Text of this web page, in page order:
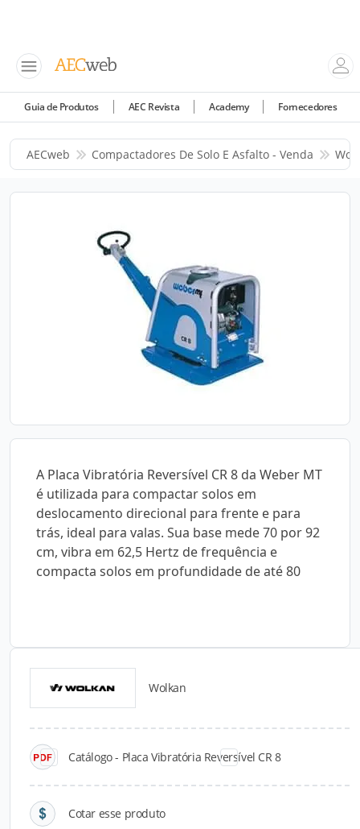
Guia de Produtos AEC Revista Academy Fornecedores
AECweb Compactadores De Solo E Asfalto - Venda
A Placa Vibratória Reversível CR 8 da Weber MT
é utilizada para compactar solos em
deslocamento direcional para frente e para
trás, ideal para valas. Sua base mede 70 por 92
cm, vibra em 62,5 Hertz de frequência e
compacta solos em profundidade de até 80
Wolkan
Catálogo - Placa Vibratória Reversível CR 8
Cotar esse produto
Catálogos para Download